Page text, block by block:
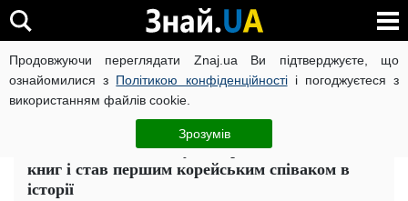
Продовжуючи переглядати Znaj.ua Ви підтверджуєте, що
ознайомилися з Політикою конфіденційностіі погоджуєтеся з
використанням файлів cookie.
Зрозумів
ВІЙНА РОСІЇ ПРОТИ УКРАЇНИ КОРОНАВІРУС В УКРАЇНІ
Шоу-бізнес ЧИТАТЬ НА РУССКОМ
Не тільки BTS: Чонгук потрапив до шкільних
книг і став першим корейським співаком в
історії